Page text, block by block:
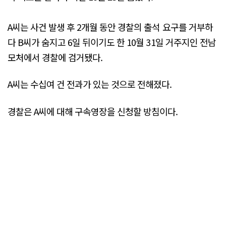
A씨는 사건 발생 후 2개월 동안 경찰의 출석 요구를 거부하
다 B씨가 숨지고 6일 뒤이기도 한 10월 31일 거주지인 전남
모처에서 경찰에 검거됐다.
A씨는 수십여 건 전과가 있는 것으로 전해졌다.
경찰은 A씨에 대해 구속영장을 신청할 방침이다.